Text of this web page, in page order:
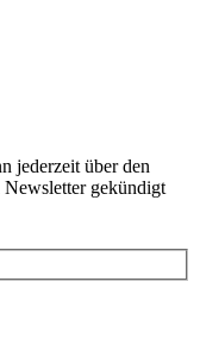
jederzeit über den
gekündigt